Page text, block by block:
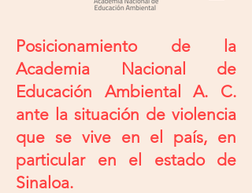
Posicionamiento de la
Academia Nacional de
Educación Ambiental A. C.
ante la situación de violencia
que se vive en el país, en
particular en el estado de
Sinaloa.